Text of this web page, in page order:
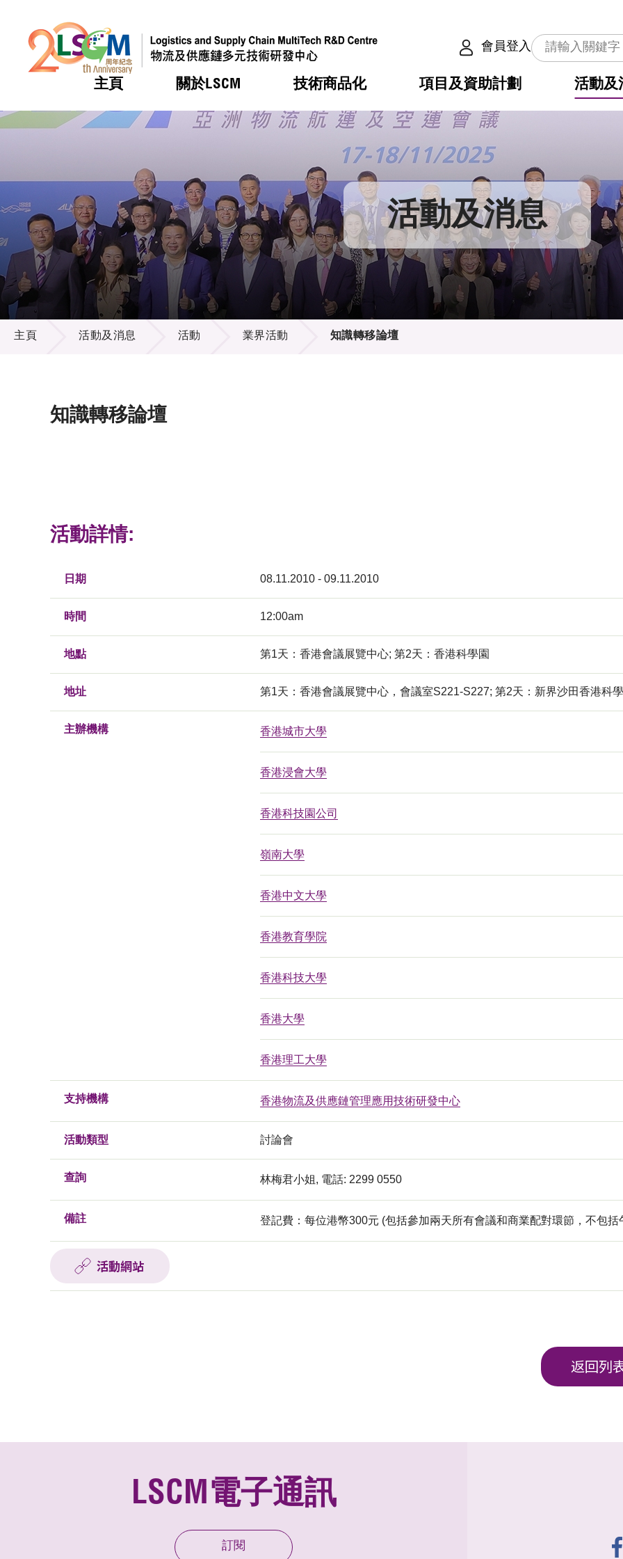
會員登入
主頁 關於LSCM
熱門 機構簡介
組織架構
組織架構
董事局
研究顧問
招標通告
供應商登記
技術商品化
熱門 服務
可獲授權之技術
應用於公共服務之創新技術
重點項目
項目及資助計劃
熱門 合作計劃
資助計劃
資助計劃
稅務優惠
申請
評審
徵求研發項目計劃書
項目資料庫
活動及
熱門 活動
獎項
新聞中心
媒體報導
新聞稿
資訊中心
多媒體
出版刊物
熱門 會籍及服務
會員列表
會員登入 活動及消息
活動及消息
主頁 活動及消息 活動 業界活動 知識轉移論壇
知識轉移論壇
活動詳情:
日期 08.11.2010 - 09.11.2010
時間 12:00am
地點 第1天：香港會議展覽中心; 第2天：香港科學園
地址 第1天：香港會議展覽中心，會議室S221-S227; 第2天：新界沙田香港科
主辦機構 香港城市大學
香港浸會大學
香港科技園公司
嶺南大學
香港中文大學
香港教育學院
香港科技大學
香港大學
香港理工大學
支持機構 香港物流及供應鏈管理應用技術研發中心
活動類型 討論會
查詢 林梅君小姐, 電話: 2299 0550
備註 登記費：每位港幣300元 (包括參加兩天所有會議和商業配對環節，不包括
活動網站
返回列
LSCM電子通訊
訂閱